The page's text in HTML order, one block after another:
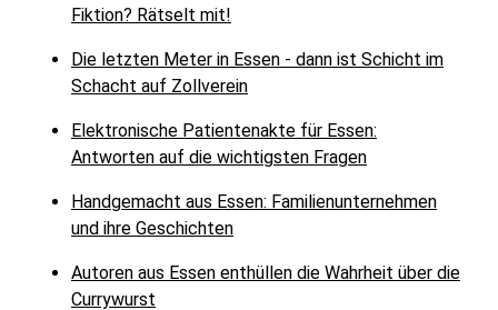
Fiktion? Rätselt mit!
Die letzten Meter in Essen - dann ist Schicht im
Schacht auf Zollverein
Elektronische Patientenakte für Essen:
Antworten auf die wichtigsten Fragen
Handgemacht aus Essen: Familienunternehmen
und ihre Geschichten
Autoren aus Essen enthüllen die Wahrheit über die
Currywurst